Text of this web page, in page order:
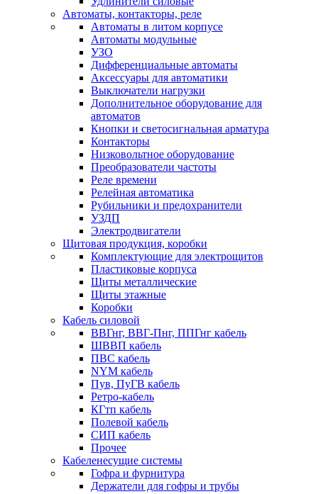
Автоматы, контакторы, реле
Автоматы в литом корпусе
Автоматы модульные
УЗО
Дифференциальные автоматы
Аксессуары для автоматики
Выключатели нагрузки
Дополнительное оборудование для
автоматов
Кнопки и светосигнальная арматура
Контакторы
Низковольтное оборудование
Преобразователи частоты
Реле времени
Релейная автоматика
Рубильники и предохранители
УЗДП
Электродвигатели
Щитовая продукция, коробки
Комплектующие для электрощитов
Пластиковые корпуса
Щиты металлические
Щиты этажные
Коробки
Кабель силовой
ВВГнг, ВВГ-Пнг, ППГнг кабель
ШВВП кабель
ПВС кабель
NYM кабель
Пув, ПуГВ кабель
Ретро-кабель
КГтп кабель
Полевой кабель
СИП кабель
Прочее
Кабеленесущие системы
Гофра и фурнитура
Держатели для гофры и трубы